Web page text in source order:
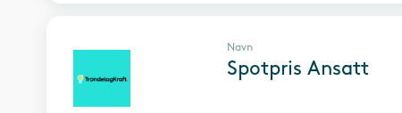
Navn
Spotpris Ansatt